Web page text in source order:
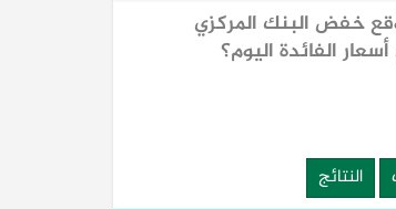
خفض البنك المركزي
الفائدة اليوم؟
النتائج